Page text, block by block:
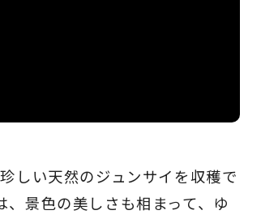
しい天然のジュンサイを収穫で
景色の美しさも相まって、ゆ